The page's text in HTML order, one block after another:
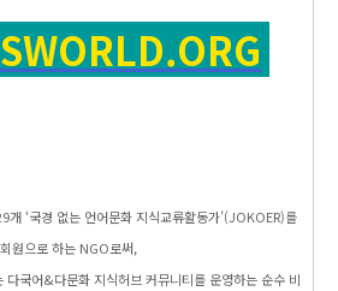
개 ‘국경 없는 언어문화 지식교류활동가’(JOKOER)를
회원으로 하는 NGO로써,
다국어&다문화 지식허브 커뮤니티를 운영하는 순수 비